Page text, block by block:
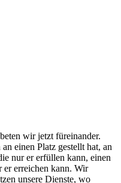
wir jetzt füreinander.
einen Platz gestellt hat, an
nur er erfüllen kann, einen
er erreichen kann. Wir
unsere Dienste, wo